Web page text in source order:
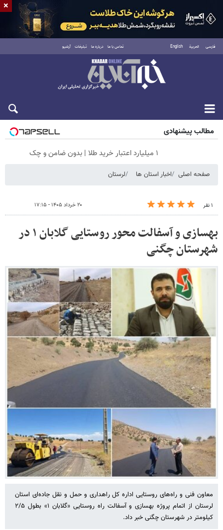
فارسی العربية English تماس با ما درباره ما تبلیغات آرشیو
جمعه ۱۶ مرداد ۱۴۰۵
مطالب پیشنهادی
۱ میلیارد اعتبار خرید طلا | بدون ضامن و چک
صفحه اصلی اخبار استان ها لرستان
۱ نفر ۲۰ خرداد ۱۴۰۵ - ۱۷:۱۵
بهسازی و آسفالت محور روستایی گلابان ۱ در
شهرستان چگنی
معاون فنی و راه‌های روستایی اداره کل راهداری و حمل و نقل جاده‌ای استان
لرستان از اتمام پروژه بهسازی و آسفالت راه روستایی «گلابان ۱» بطول ۲/۵
کیلومتر در شهرستان چگنی خبر داد.
×